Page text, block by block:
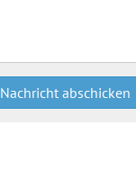
Nachricht abschicken